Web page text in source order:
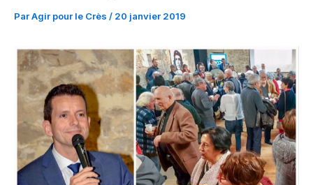
ParAgir pour le Crès / 20 janvier 2019